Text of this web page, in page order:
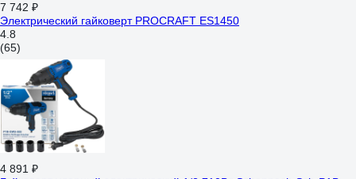
7 742 ₽
Электрический гайковерт PROCRAFT ES1450
4.8
(65)
4 891 ₽